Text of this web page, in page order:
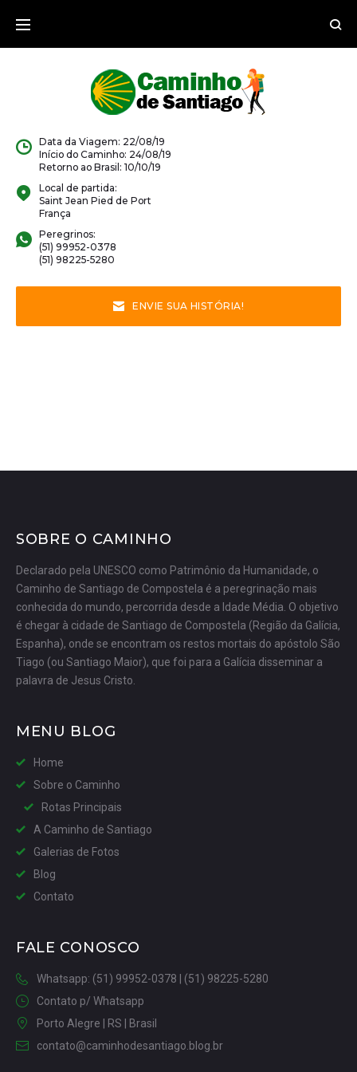
para
Data da Viagem: 22/08/19
Início do Caminho: 24/08/19
Retorno ao Brasil: 10/10/19
Local de partida:
Saint Jean Pied de Port
França
Peregrinos:
(51) 99952-0378
(51) 98225-5280
ENVIE SUA HISTÓRIA!
SOBRE O CAMINHO
Declarado pela UNESCO como Patrimônio da Humanidade, o
Caminho de Santiago de Compostela é a peregrinação mais
conhecida do mundo, percorrida desde a Idade Média. O objetivo
é chegar à cidade de Santiago de Compostela (Região da Galícia,
Espanha), onde se encontram os restos mortais do apóstolo São
Tiago (ou Santiago Maior), que foi para a Galícia disseminar a
palavra de Jesus Cristo.
MENU BLOG
Home
Sobre o Caminho
Rotas Principais
A Caminho de Santiago
Galerias de Fotos
Blog
Contato
FALE CONOSCO
Whatsapp: (51) 99952-0378 | (51) 98225-5280
Contato p/ Whatsapp
Porto Alegre | RS | Brasil
contato@caminhodesantiago.blog.br